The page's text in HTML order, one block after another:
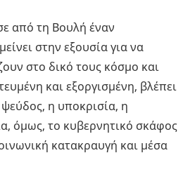
από τη Βουλή έναν
στην εξουσία για να
στο δικό τους κόσμο και
και εξοργισμένη, βλέπει
η υποκρισία, η
όμως, το κυβερνητικό σκάφος
κατακραυγή και μέσα